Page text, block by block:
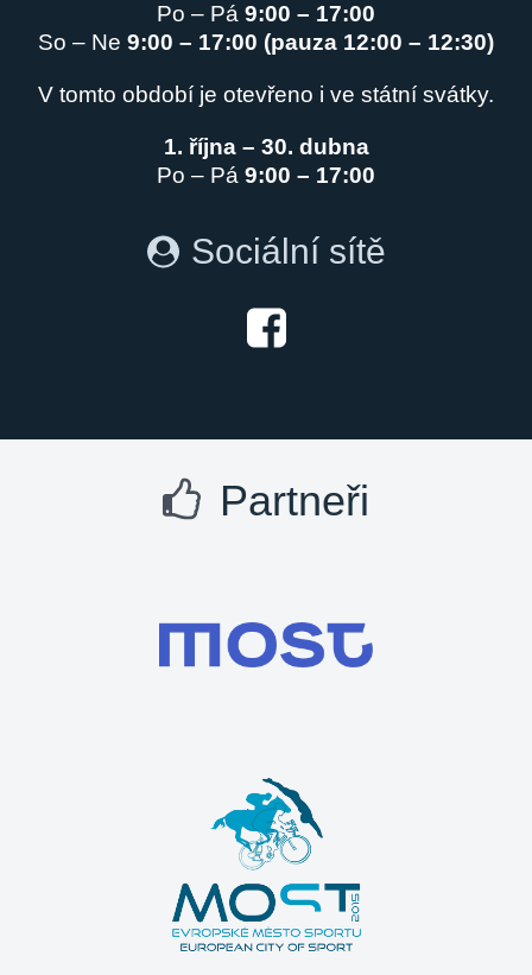
Po – Pá 9:00 – 17:00
So – Ne 9:00 – 17:00 (pauza 12:00 – 12:30)
V tomto období je otevřeno i ve státní svátky.
1. října – 30. dubna
Po – Pá 9:00 – 17:00
Sociální sítě
Partneři